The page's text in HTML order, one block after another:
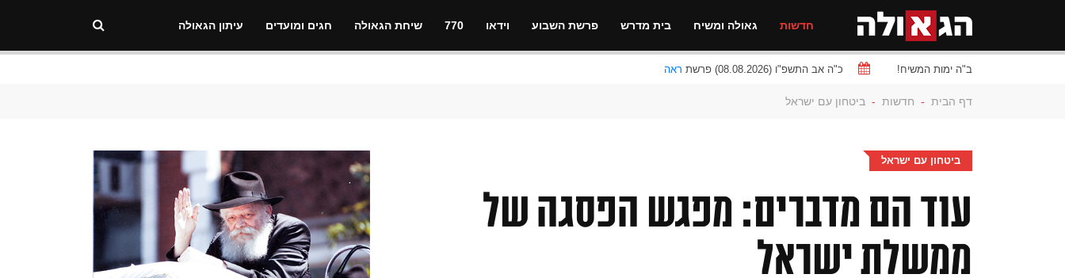
חדשות גאולה ומשיח בית מדרש פרשת השבוע וידאו 770 שיחת הגאולה חגים ומועדים עיתון הגאולה
ב"ה ימות המשיח! כ"ה אב התשפ"ו (08.08.2026) פרשת ראה
דף הבית - חדשות - ביטחון עם ישראל
ביטחון עם ישראל
עוד הם מדברים: מפגש הפסגה של
ממשלת ישראל